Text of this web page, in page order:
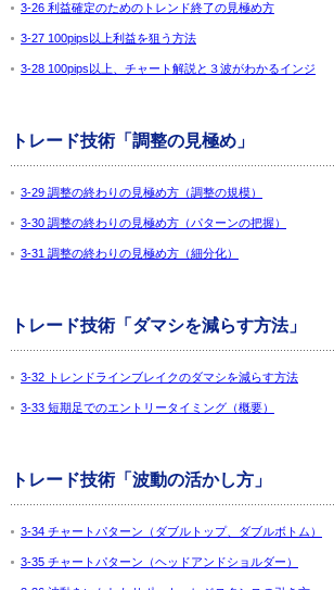
3-26 利益確定のためのトレンド終了の見極め方
3-27 100pips以上利益を狙う方法
3-28 100pips以上、チャート解説と３波がわかるインジ
トレード技術「調整の見極め」
3-29 調整の終わりの見極め方（調整の規模）
3-30 調整の終わりの見極め方（パターンの把握）
3-31 調整の終わりの見極め方（細分化）
トレード技術「ダマシを減らす方法」
3-32 トレンドラインブレイクのダマシを減らす方法
3-33 短期足でのエントリータイミング（概要）
トレード技術「波動の活かし方」
3-34 チャートパターン（ダブルトップ、ダブルボトム）
3-35 チャートパターン（ヘッドアンドショルダー）